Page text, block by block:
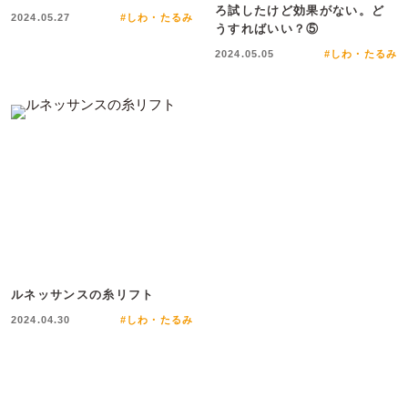
2024.05.27 #しわ・たるみ
ろ試したけど効果がない。ど
うすればいい？⑤
2024.05.05 #しわ・たるみ
ルネッサンスの糸リフト
2024.04.30 #しわ・たるみ